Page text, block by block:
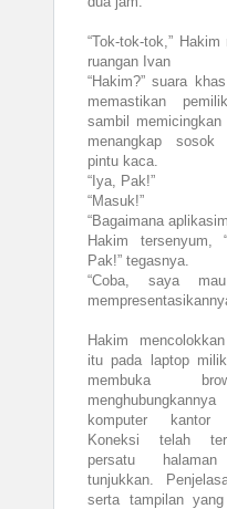
“Tok-tok-tok,”
ruangan Ivan
“Hakim?” suara
memastikan
sambil
menangkap
pintu kaca.
“Iya, Pak!”
“Masuk!”
“Bagaimana
Hakim tersenyum,
Pak!” tegasnya.
“Coba, saya
Hakim
itu pada laptop
membuka
komputer
Koneksi telah
persatu
tunjukkan.
serta tampilan